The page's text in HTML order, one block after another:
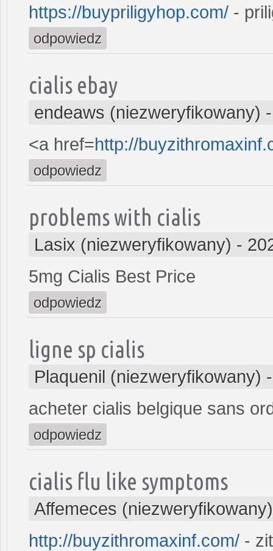
https://buypriligyhop.com/ -
odpowiedz
cialis ebay
endeaws (niezweryfikowany)
<a href=http://
odpowiedz
problems with cialis
Lasix (niezweryfikowany) -
5mg Cialis Best Price
odpowiedz
ligne sp cialis
Plaquenil (niezweryfikowany)
acheter cialis belgique sans
odpowiedz
cialis flu like symptoms
Affemeces (niezweryfikowany)
http://buyzithromaxinf.com/ -